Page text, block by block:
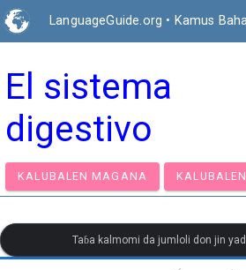
LanguageGuide.org • Kamus
El sistema
digestivo
KALUBALEN MAGANA
Taɓa kalmomi da jumloli don jin